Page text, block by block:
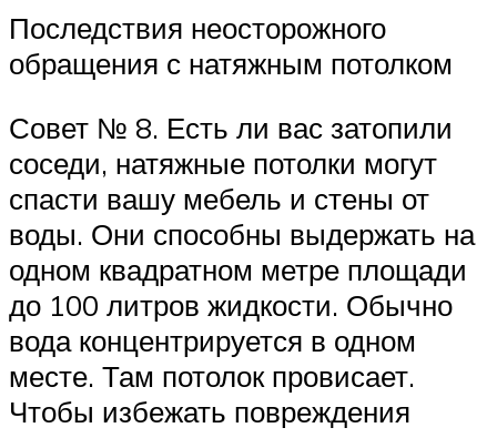
Последствия неосторожного
обращения с натяжным потолком
Совет № 8. Есть ли вас затопили
соседи, натяжные потолки могут
спасти вашу мебель и стены от
воды. Они способны выдержать на
одном квадратном метре площади
до 100 литров жидкости. Обычно
вода концентрируется в одном
месте. Там потолок провисает.
Чтобы избежать повреждения